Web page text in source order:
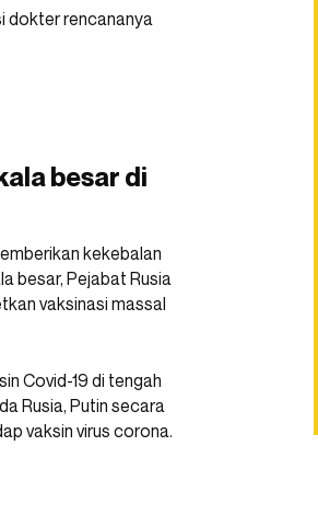
dokter rencananya
besar di
kekebalan
besar, Pejabat Rusia
vaksinasi massal
Covid-19 di tengah
Rusia, Putin secara
vaksin virus corona.